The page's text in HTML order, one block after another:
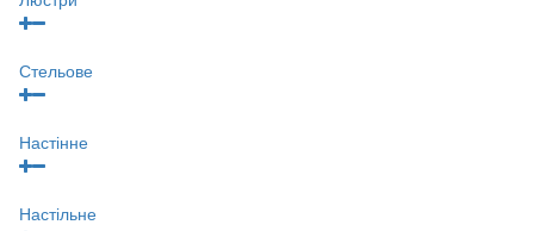
Стельове
Настінне
Настільне